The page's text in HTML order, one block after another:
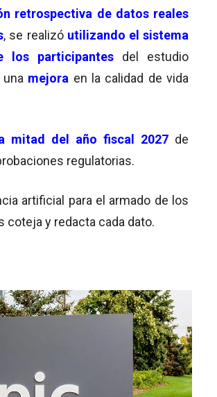
retrospectiva de datos reales
, se realizó utilizando el sistema
los participantes del estudio
mejora en la calidad de vida
mitad del año fiscal 2027 de
regulatorias.
artificial para el armado de los
y redacta cada dato.